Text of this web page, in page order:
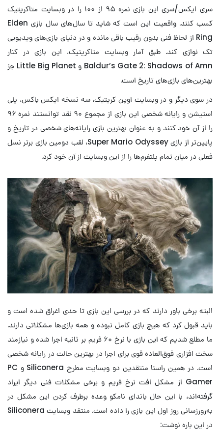
سری ایکس/سری این بازی نمره ۹۵ از ۱۰۰ را در وبسایت متاکریتیک
کسب کنند. واقعیت این است که شاید تا سال‌های سال بازی Elden
Ring از لحاظ فنی بدون رقیب باقی مانده و در دنیای بازی‌های ویدیویی
تک نوازی کند. طبق آمار وبسایت متاکریتیک، این بازی در کنار
Baldur’s Gate 2: Shadows of Amn و Little Big Planet جز
بهترین‌های بازی‌های تاریخ است.
در سوی دیگر و در وبسایت اوپن کریتیک، سه نسخه ایکس باکس، پلی
استیشن و رایانه شخصی این بازی از مجموع ۹۰ نقد توانستند نمره ۹۶
را از آن خود کنند و به عنوان بهترین بازی رایانه‌های شخصی در تاریخ و
پایین‌تر از بازی Super Mario Odyssey، لقب دومین بازی برتر نسل
فعلی در میان تمام پلتفرم‌ها را از این وبسایت از آن خود کرد.
البته برخی باور دارند که در بررسی این بازی تا حدی اغراق شده است و
باید قبول کرد که هیچ بازی کامل نبوده و همه بازی‌ها مشکلاتی دارند.
ما مطلع شدیم که این بازی با نرخ ۶۰ فریم بر ثانیه اجرا شده و نیازمند
سخت افزاری فوق‌العاده قوی برای اجرا در بهترین حالت در رایانه شخصی
است. در همین راستا منتقدین دو وبسایت مطرح Siliconera و PC
Gamer از مشکل افت نرخ فریم و برخی مشکلات فنی دیگر ایراد
گرفته‌اند، با این حال باندای نامکو وعده برطرف کردن این مشکل در
به‌رورزسانی روز اول این بازی را داده است. منتقد وبسایت Siliconera
در این باره نوشت: